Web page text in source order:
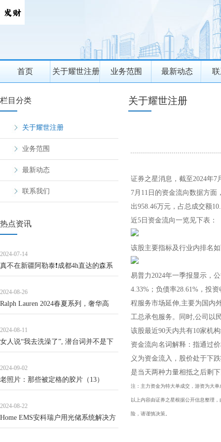
首页 关于耀世注册 业务范围 最新动态
栏目分类
关于耀世注册
业务范围
最新动态
联系我们
热点资讯
2024-07-14
真不在新疆阿勒泰❗️成都4h直达的森系
2024-08-26
Ralph Lauren 2024春夏系列，奢华高
2024-08-11
女人说“我去洗澡了”, 潜台词并不是下
2024-09-02
老照片：那些被定格的胶片（13）
2024-08-22
Home EMS安科瑞户用光储系统解决方
关于耀世注册
证券之星消息，截至2024年7
7月11日的资金流向数据方面
出958.46万元，占总成交额
近5日资金流向一览见下表：
该股主要指标及行业内排名
易普力2024年一季报显示，
4.33%；负债率28.61%，投
程服务市场延伸,主要为国内
工总承包服务。同时,公司以
该股最近90天内共有10家机
资金流向名词解释：指通过
义为资金流入，股价处于下
是当天两种力量相抵之后剩
注：主力资金为特大单成交，游资为大
以上内容由证券之星根据公开信息整理
险，请谨慎决策。